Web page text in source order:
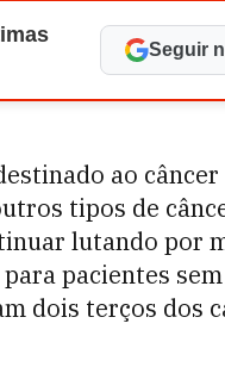
Seguir
ao câncer
tipos de
lutando por
pacientes
dois terços dos